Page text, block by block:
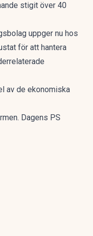
stigit över 40
uppger nu hos
för att hantera
av de ekonomiska
Dagens PS